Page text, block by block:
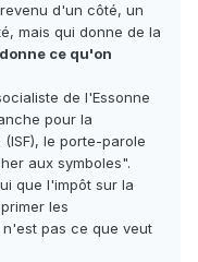
d'un côté, un
mais qui donne de la
ce qu'on
de l'Essonne
pour la
le porte-parole
aux symboles".
que l'impôt sur la
les
pas ce que veut